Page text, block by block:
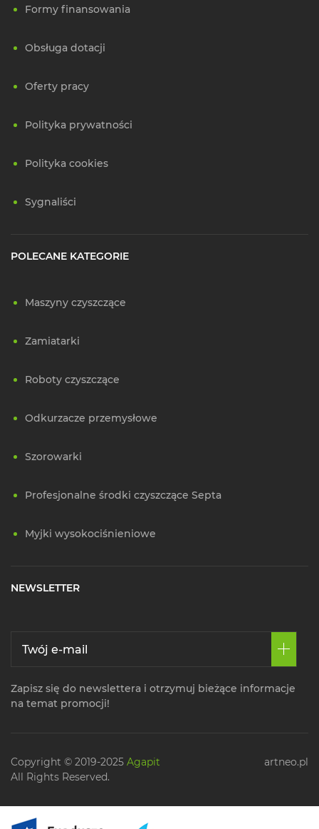
Formy finansowania
Obsługa dotacji
Oferty pracy
Polityka prywatności
Polityka cookies
Sygnaliści
POLECANE KATEGORIE
Maszyny czyszczące
Zamiatarki
Roboty czyszczące
Odkurzacze przemysłowe
Szorowarki
Profesjonalne środki czyszczące Septa
Myjki wysokociśnieniowe
NEWSLETTER
Zapisz się do newslettera i otrzymuj bieżące informacje
na temat promocji!
Copyright © 2019-2025 Agapit
All Rights Reserved.
artneo.pl